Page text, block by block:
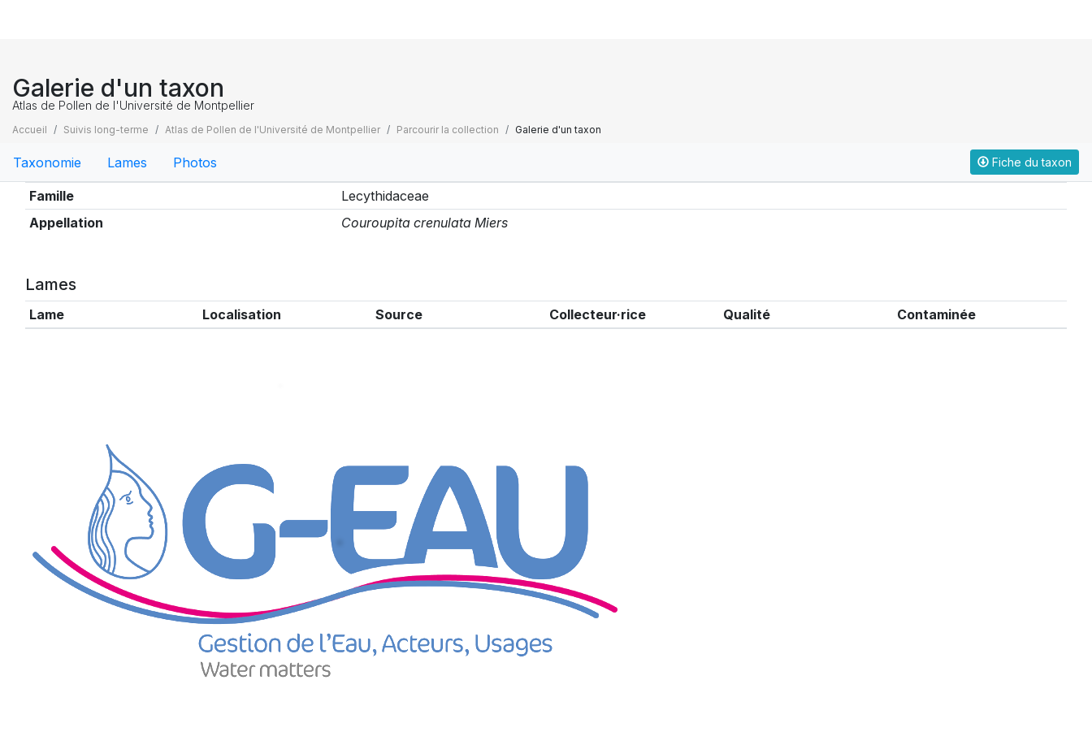
Galerie d'un taxon
Atlas de Pollen de l'Université de Montpellier
Accueil Suivis long-terme Atlas de Pollen de l'Université de Montpellier Parcourir la collection Galerie d'un taxon
Taxonomie Lames Photos Fiche du taxon
Taxonomie
Famille
Lecythidaceae
Appellation
Couroupita crenulata Miers
Lames
Lame Localisation Source Collecteur·rice Qualité Contaminée